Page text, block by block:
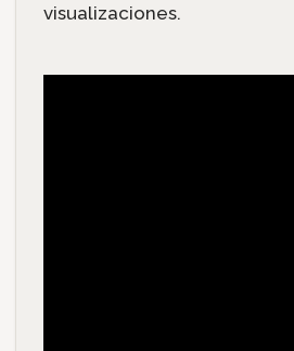
visualizaciones.